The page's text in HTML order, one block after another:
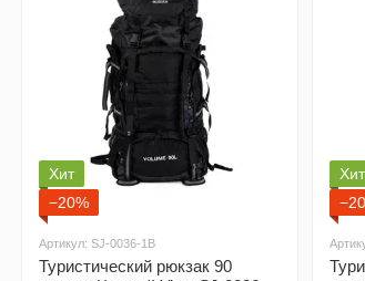
Хит
−20%
Артикул: SJ-0036-1B
Туристический рюкзак 90
Хит